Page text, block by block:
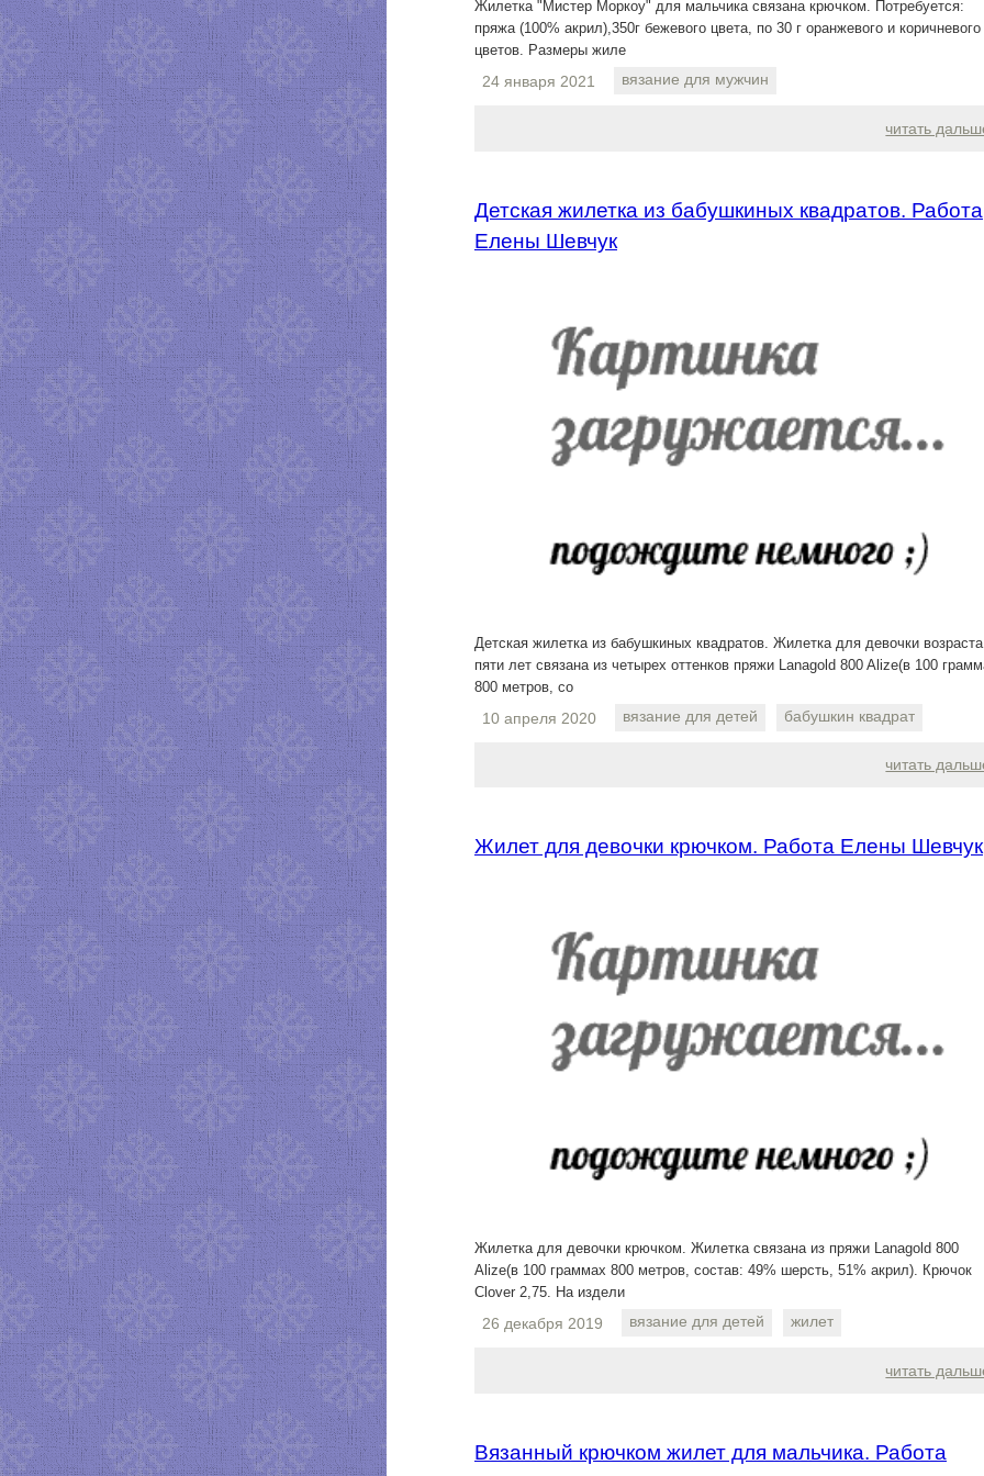
Жилетка "Мистер Моркоу" для мальчика связана крючком. Потребуется:
пряжа (100% акрил),350г бежевого цвета, по 30 г оранжевого и коричневого
цветов. Размеры жиле
24 января 2021 вязание для мужчин
читать
Детская жилетка из бабушкиных квадратов. Работа
Елены Шевчук
Детская жилетка из бабушкиных квадратов. Жилетка для девочки возраста
пяти лет связана из четырех оттенков пряжи Lanagold 800 Alize(в 100
800 метров, со
10 апреля 2020 вязание для детей бабушкин квадрат
читать
Жилет для девочки крючком. Работа Елены Шевчук
Жилетка для девочки крючком. Жилетка связана из пряжи Lanagold 800
Alize(в 100 граммах 800 метров, состав: 49% шерсть, 51% акрил). Крючок
Clover 2,75. На издели
26 декабря 2019 вязание для детей жилет
читать
Вязанный крючком жилет для мальчика. Работа